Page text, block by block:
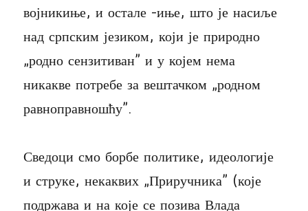
војникиње, и остале -иње, што је насиље
над српским језиком, који је природно
„родно сензитиван” и у којем нема
никакве потребе за вештачком „родном
равноправношћу”.
Сведоци смо борбе политике, идеологије
и струке, некаквих „Приручника” (које
подржава и на које се позива Влада